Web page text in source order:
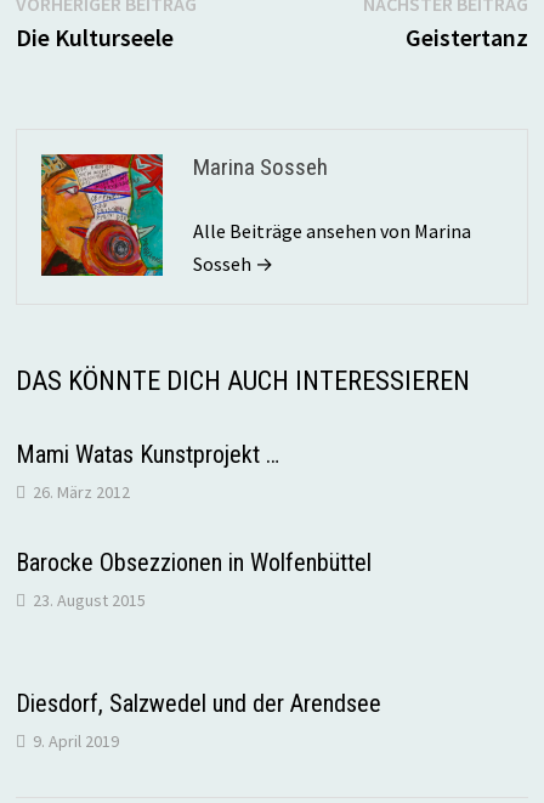
Die Kulturseele Geistertanz
Marina Sosseh
Alle Beiträge ansehen von Marina
Sosseh →
DAS KÖNNTE DICH AUCH INTERESSIEREN
Mami Watas Kunstprojekt …
26. März 2012
Barocke Obsezzionen in Wolfenbüttel
23. August 2015
Diesdorf, Salzwedel und der Arendsee
9. April 2019